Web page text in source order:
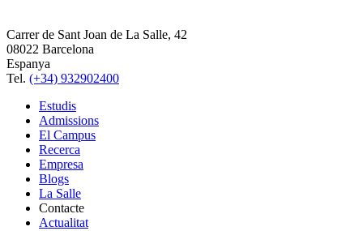
Carrer de Sant Joan de La Salle, 42
08022 Barcelona
Espanya
Tel. (+34) 932902400
Estudis
Admissions
El Campus
Recerca
Empresa
Blogs
La Salle
Contacte
Actualitat